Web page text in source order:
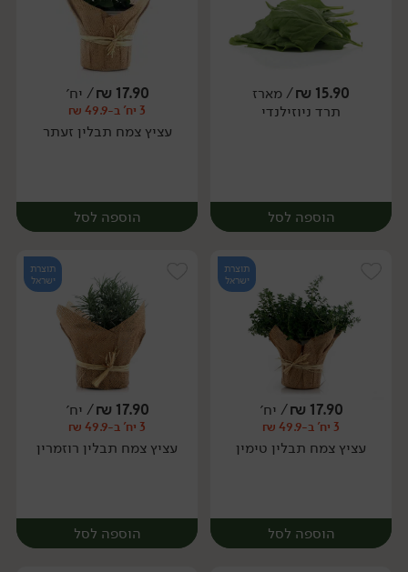
מארז יח׳
15.90
₪/ מארז
תרד ניוזילנדי
הוספה לסל
מארז
17.90
₪/ יח׳
3 יח' ב-49.9 ₪
עציץ צמח תבלין זעתר
הוספה לסל
יח׳
תוצרת
ישראל
17.90
₪/ יח׳
3 יח' ב-49.9 ₪
עציץ צמח תבלין טימין
הוספה לסל
תוצרת
ישראל
17.90
₪/ יח׳
3 יח' ב-49.9 ₪
עציץ צמח תבלין רוזמרין
הוספה לסל